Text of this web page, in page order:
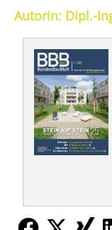
Autorin: Dipl.-